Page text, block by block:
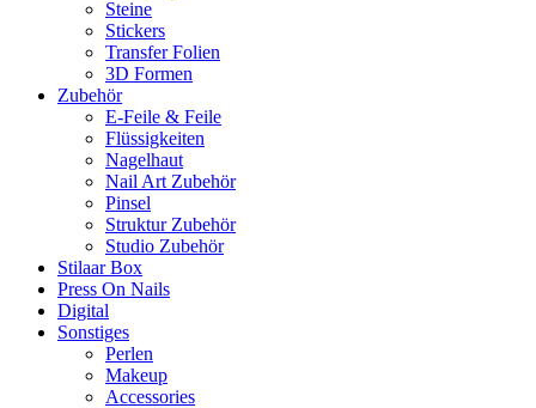
Steine
Stickers
Transfer Folien
3D Formen
Zubehör
E-Feile & Feile
Flüssigkeiten
Nagelhaut
Nail Art Zubehör
Pinsel
Struktur Zubehör
Studio Zubehör
Stilaar Box
Press On Nails
Digital
Sonstiges
Perlen
Makeup
Accessories